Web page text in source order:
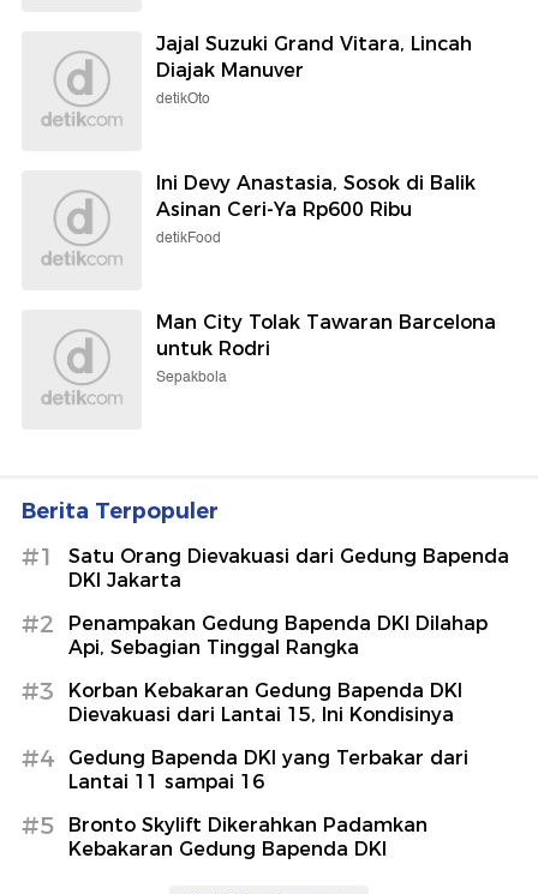
Jajal Suzuki Grand Vitara, Lincah
Diajak Manuver
detikOto
Ini Devy Anastasia, Sosok di Balik
Asinan Ceri-Ya Rp600 Ribu
detikFood
Man City Tolak Tawaran Barcelona
untuk Rodri
Sepakbola
Berita Terpopuler
#1
Satu Orang Dievakuasi dari Gedung Bapenda
DKI Jakarta
#2
Penampakan Gedung Bapenda DKI Dilahap
Api, Sebagian Tinggal Rangka
#3
Korban Kebakaran Gedung Bapenda DKI
Dievakuasi dari Lantai 15, Ini Kondisinya
#4
Gedung Bapenda DKI yang Terbakar dari
Lantai 11 sampai 16
#5
Bronto Skylift Dikerahkan Padamkan
Kebakaran Gedung Bapenda DKI